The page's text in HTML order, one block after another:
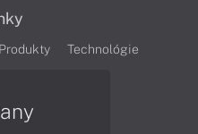
Produkty
Technológie